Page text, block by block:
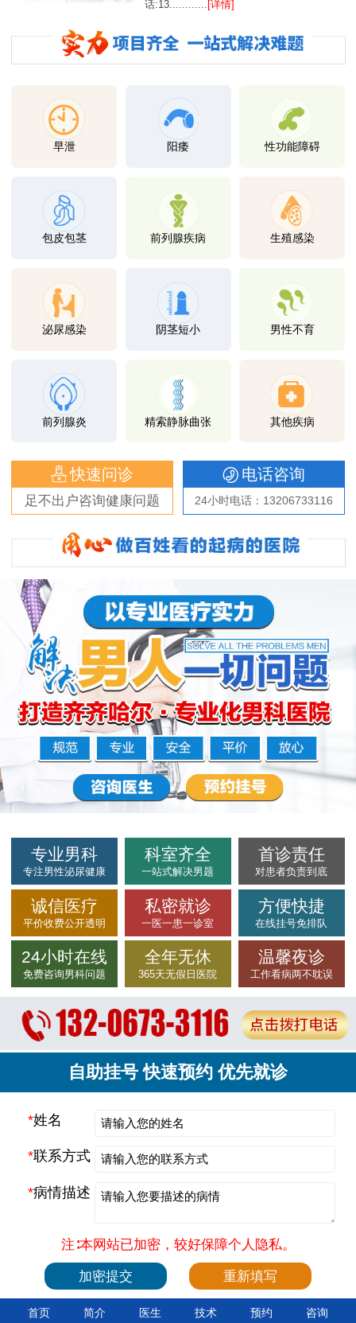
话:13............
[详情]
早泄 阳痿 性功能障碍
包皮包茎 前列腺疾病 生殖感染
泌尿感染 阴茎短小 男性不育
前列腺炎 精索静脉曲张 其他疾病
快速问诊
足不出户咨询健康问题
电话咨询
24小时电话：13206733116
专业男科
专注男性泌尿健康
科室齐全
一站式解决男题
首诊责任
对患者负责到底
诚信医疗
平价收费公开透明
私密就诊
一医一患一诊室
方便快捷
在线挂号免排队
24小时在线
免费咨询男科问题
全年无休
365天无假日医院
温馨夜诊
工作看病两不耽误
自助挂号 快速预约 优先就诊
*姓名
*联系方式
*病情描述
注∶本网站已加密，较好保障个人隐私。
首页 简介 医生 技术 预约 咨询